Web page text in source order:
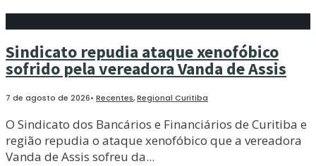
Sindicato repudia ataque xenofóbico
sofrido pela vereadora Vanda de Assis
7 de agosto de 2026• Recentes,Regional Curitiba
O Sindicato dos Bancários e Financiários de Curitiba e
região repudia o ataque xenofóbico que a vereadora
Vanda de Assis sofreu da...